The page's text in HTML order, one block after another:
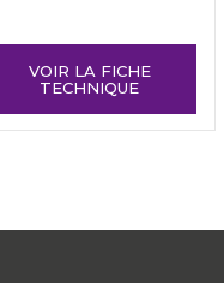
VOIR LA FICHE
TECHNIQUE